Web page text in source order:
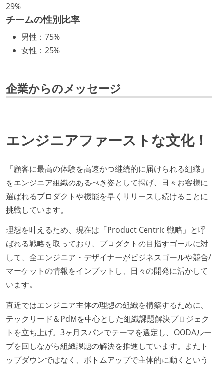
技術カルチャー
CTO またはそれに準じる、技術やワークフローの標準
化を行う役割の人・部門が存在する
取締役（社内）または執行役員として、エンジニアリ
れ、参加者が自主的に参加している
開発メンバーの裁量
ムのメンバーが、ユーザーインタビューに参加してい
る
OS やエディタ、IDE といった個人の環境は、各自の責
任で好きなものを使うことができる
企画を決定する場に、実装を担当する開発メンバーが
参加している
タスクの見積もりは、実装を担当するメンバーが中心
となって行う
全体のスケジュール管理は、途中の成果を随時確認し
で行う
プロダクトの開発言語やフレームワークなど主要な構
成技術は、基本的に最新版より1年以上ビハインドし
ていない
29%
チームの性別比率
男性 ： 75%
女性 ： 25%
企業からのメッセージ
エンジニアファーストな文化！
「顧客に最高の体験を高速かつ継続的に届けられる組織」
をエンジニア組織のあるべき姿として掲げ、日々お客様に
選ばれるプロダクトや機能を早くリリースし続けることに
挑戦しています。
理想を叶えるため、現在は「Product Centric 戦略」と呼
ばれる戦略を取っており、プロダクトの目指すゴールに対
して、全エンジニア・デザイナーがビジネスゴールや競合/
マーケットの情報をインプットし、日々の開発に活かして
います。
直近ではエンジニア主体の理想の組織を構築するために、
テックリード＆PdMを中心とした組織課題解決プロジェク
トを立ち上げ。3ヶ月スパンでテーマを選定し、OODAルー
プを回しながら組織課題の解決を推進しています。またト
ップダウンではなく、ボトムアップで主体的に動くという